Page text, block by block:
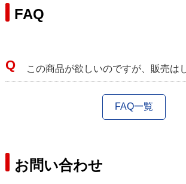
FAQ
この商品が欲しいのですが、販売は
FAQ一覧
お問い合わせ